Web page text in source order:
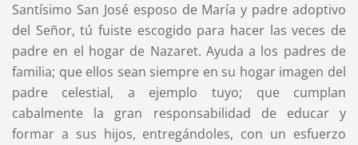
Santísimo San José esposo de María y padre adoptivo
del Señor, tú fuiste escogido para hacer las veces de
padre en el hogar de Nazaret. Ayuda a los padres de
familia; que ellos sean siempre en su hogar imagen del
padre celestial, a ejemplo tuyo; que cumplan
cabalmente la gran responsabilidad de educar y
formar a sus hijos, entregándoles, con un esfuerzo